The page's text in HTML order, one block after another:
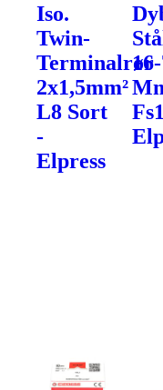
Iso.
Twin-
Terminalrør
2x1,5mm²
L8 Sort
-
Elpress